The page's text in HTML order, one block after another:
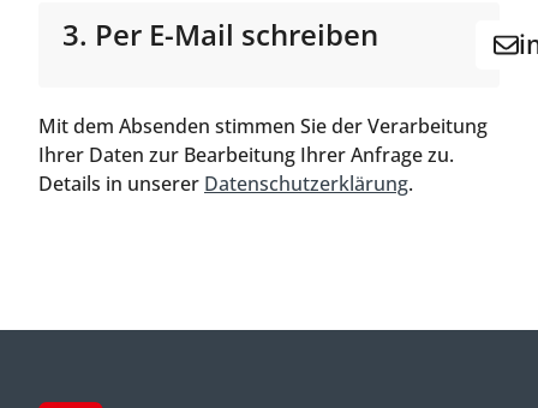
3. Per E-Mail schreiben
Mit dem Absenden stimmen Sie der Verarbeitung
Ihrer Daten zur Bearbeitung Ihrer Anfrage zu.
Details in unserer Datenschutzerklärung.